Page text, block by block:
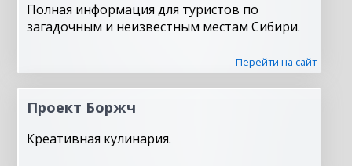
Полная информация для туристов по
загадочным и неизвестным местам Сибири.
Перейти на сайт
Проект Боржч
Креативная кулинария.